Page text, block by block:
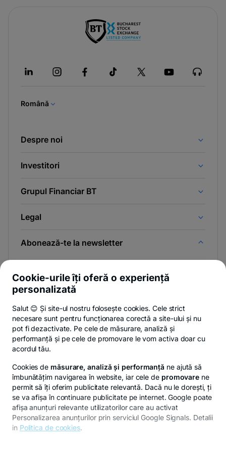
a
Română
Despre noi
Investitori
Grupul Financiar BT
Legal
Abonează-te la newsletter
Poți renunța oricând,vezi detalii-
opens
in
a
.
Privacy Hub - opens in a new tab
Politica de confidențialitate- opens in a new
Politica de cookies
© Copyright 2026 Banca Transilvania. Toate drepturile
rezervate.
Cookie-urile îți oferă o experiență
personalizată
Salut 😊 Și site-ul nostru folosește cookies. Cele strict
necesare sunt pentru funcționarea corectă a site-ului și nu
pot fi dezactivate. Pe cele de măsurare, analiză și
performanță și pe cele de promovare le vom activa doar cu
acordul tău.
Cookies de măsurare, analiză și performanță ne ajută să
îmbunătățim navigarea în website, iar cele de promovare ne
permit să îți oferim publicitate relevantă. Dacă nu le dorești, ți
se va afișa în continuare publicitate pe internet. Google poate
afișa anunțuri relevante utilizatorilor care au activat
Personalizarea anunțurilor prin serviciul Google Signals. Detalii
in Politica de cookies.